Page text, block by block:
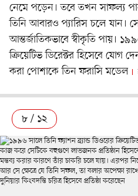
নেমে পড়েন। তবে তখন সাফল্য
তিনি আবারও প্যারিস চলে যান।
আন্তর্জাতিকভাবে স্বীকৃতি পায়।
ক্রিয়েটিভ ডিরেক্টর হিসেবে যোগ
করা পোশাকে তিন ফরাসি মডেল
৮ / ১২